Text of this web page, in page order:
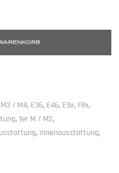
M3 / M4, E36, E46, E9x, F8x,
, 1er M / M2,
, Innenausstattung,